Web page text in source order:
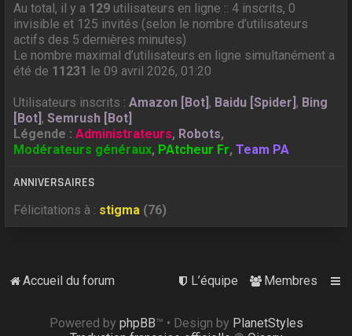
Au total, il y a 129 utilisateurs en ligne :: 4 inscrits, 0
invisible et 125 invités (selon le nombre d’utilisateurs
actifs des 5 dernières minutes)
Le nombre maximal d’utilisateurs en ligne simultanément a
été de 11231 le 09 avril 2026, 01:20
Utilisateurs inscrits :Amazon [Bot], Baidu [Spider], Bing
[Bot],Semrush [Bot]
Légende :Administrateurs, Robots,
Modérateurs généraux, PAtcheur Fr,Team PA
ANNIVERSAIRES
Félicitations à : stigma (76)
Accueil du forum Membres
L’équipe
Powered by phpBB™ • Design by PlanetStyles